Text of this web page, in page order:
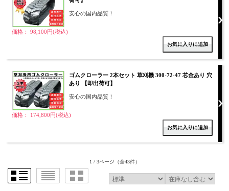
安心の国内品質！
価格： 98,100円(税込)
ゴムクローラー 2本セット 草刈機 300-72-47 芯金あり 穴
あり 【即出荷可】
安心の国内品質！
価格： 174,800円(税込)
1 / 3ページ （全43件）